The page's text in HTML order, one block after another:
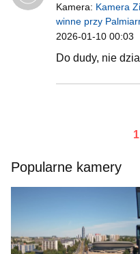
Kamera: Kamera
winne przy
2026-01-10 00:03
Do dudy, nie
1
Popularne kamery